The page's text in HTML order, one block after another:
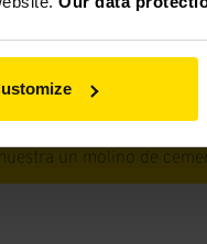
un molino de